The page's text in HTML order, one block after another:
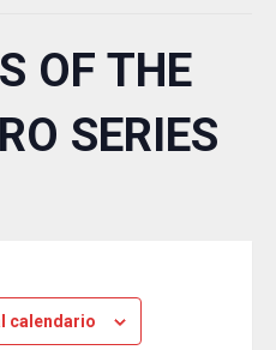
OF THE
SERIES
calendario